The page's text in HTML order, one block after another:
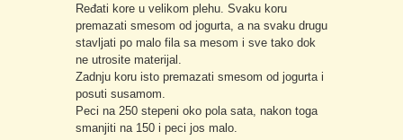
Ređati kore u velikom plehu. Svaku koru
premazati smesom od jogurta, a na svaku drugu
stavljati po malo fila sa mesom i sve tako dok
ne utrosite materijal.
Zadnju koru isto premazati smesom od jogurta i
posuti susamom.
Peci na 250 stepeni oko pola sata, nakon toga
smanjiti na 150 i peci jos malo.